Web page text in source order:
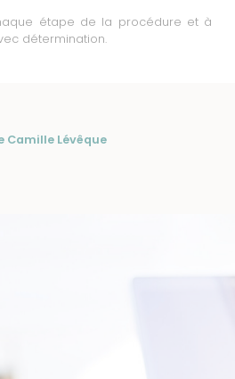
étape de la procédure et à
détermination.
Camille Lévêque